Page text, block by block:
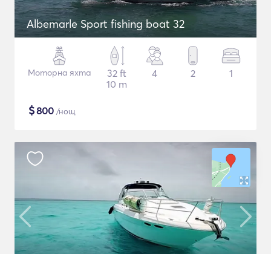
Albemarle Sport fishing boat 32
Моторна яхта
32 ft
10 m
4 2 1
$800 /нощ